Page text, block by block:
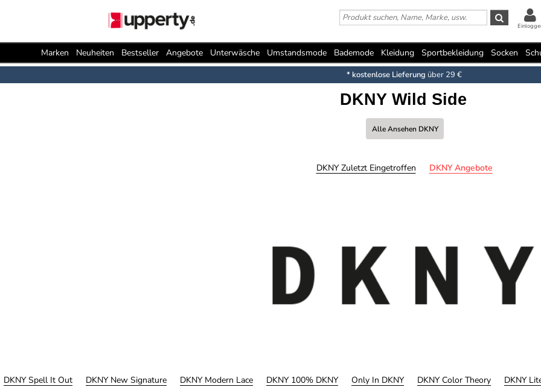
Marken Neuheiten Bestseller Angebote Unterwäsche Umstandsmode Bademode Kleidung Sportbekleidung Socken
* kostenlose Lieferung über 29 €
DKNY Wild Side
Alle Ansehen DKNY
DKNY Zuletzt Eingetroffen DKNY Angebote
DKNY Spell It Out DKNY New Signature DKNY Modern Lace DKNY 100% DKNY Only In DKNY DKNY Color Theory DKNY